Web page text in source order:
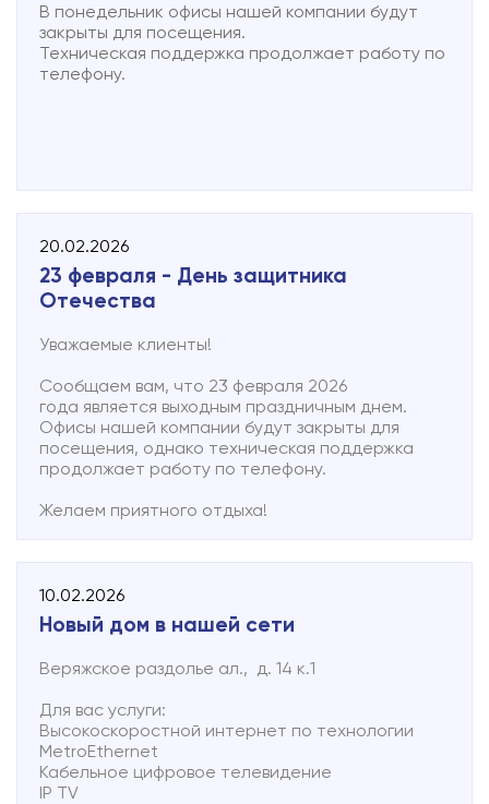
подключение деревни Пустая Вишерка.
В 2027 году в фокусе — улицы Некрасова,
Ленинградская, Комсомольская и Ленина.
О запуске работ информация размещается на
сайте. А если Вы оставляли заявку, Вам
домохозяйств. Общий объем строительства
составит 4 километра магистральной и 20
оптической сети.
Если вы не нашли свою улицу в планах, советуем
информацию в компанию для дальнейшего
Для нас важно, чтобы каждый житель Малой
Вишеры, независимо от типа жилья, имел равный
доступ к современным цифровым сервисам.
Строительство ВОЛС в частном секторе — это
значительный шаг к превращению города в
комфортную и технологически развитую
территорию. Мы системно движемся по
намеченному плану и благодарим тех жителей,
которые ждут подключения.
Для получения дополнительной информации Вы
можете обратиться в офис компании: г. Малая
В понедельник офисы нашей компании будут
закрыты для посещения.
Техническая поддержка продолжает работу по
телефону.
20.02.2026
23 февраля - День защитника
Отечества
Уважаемые клиенты!
Сообщаем вам, что 23 февраля 2026
года является выходным праздничным днем.
Офисы нашей компании будут закрыты для
посещения, однако техническая поддержка
продолжает работу по телефону.
Желаем приятного отдыха!
10.02.2026
Новый дом в нашей сети
Веряжское раздолье ал., д. 14 к.1
Для вас услуги:
Высокоскоростной интернет по технологии
MetroEthernet
Кабельное цифровое телевидение
IP TV